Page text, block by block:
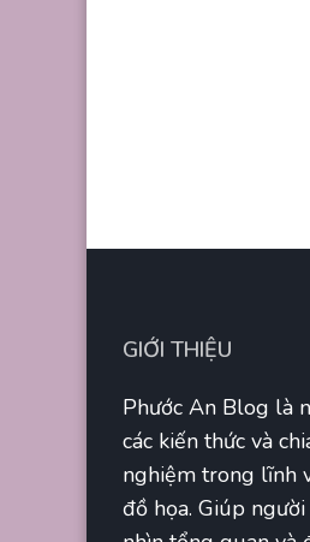
GIỚI THIỆU
Phước An Blog là
các kiến thức và
nghiệm trong lĩnh
đồ họa. Giúp